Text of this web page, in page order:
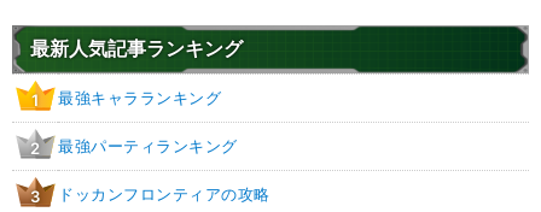
最新人気記事ランキング
1 最強キャラランキング
2 最強パーティランキング
3 ドッカンフロンティアの攻略